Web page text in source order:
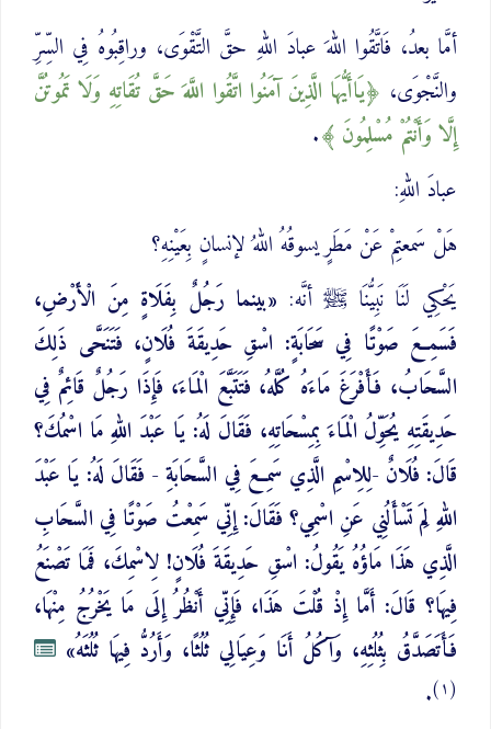
أمَّا بعدُ، فَاتَّقُوا اللهَ عبادَ اللهِ حقَّ التَّقْوَى، وراقِبُوهُ فِي السِّرِّ
والنَّجْوَى،
يَاأَيُّهَا الَّذِينَ آمَنُوا اتَّقُوا اللَّهَ حَقَّ تُقَاتِهِ وَلَا تَمُوتُنَّ
إِلَّا وَأَنْتُمْ مُسْلِمُونَ
.
عبادَ اللهِ:
هَلْ سَمعتِمْ عَنْ مَطَرٍ يسوقُهُ اللهُ لإنسانٍ بِعَيْنِهِ؟
يَحْكِي لَنَا نَبِيُّنَا ﷺ أنَّه: «بينما رَجُلٌ بِفَلَاةٍ مِنَ الْأَرْضِ،
فَسَمِعَ صَوْتًا فِي سَحَابَةٍ: اسْقِ حَدِيقَةَ فُلَانٍ، فَتَنَحَّى ذَلِكَ
السَّحَابُ، فَأَفْرَغَ مَاءَهُ كُلَّهُ، فَتَتَبَّعَ الْمَاءَ، فَإِذَا رَجُلٌ قَائِمٌ فِي
حَدِيقَتِهِ يُحَوِّلُ الْمَاءَ بِمِسْحَاتِهِ، فَقَالَ لَهُ: يَا عَبْدَ اللهِ مَا اسْمُكَ؟
قَالَ: فُلَانٌ -لِلِاسْمِ الَّذِي سَمِعَ فِي السَّحَابَةِ - فَقَالَ لَهُ: يَا عَبْدَ
اللهِ لِمَ تَسْأَلُنِي عَنِ اسْمِي؟ فَقَالَ: إِنِّي سَمِعْتُ صَوْتًا فِي السَّحَابِ
الَّذِي هَذَا مَاؤُهُ يَقُولُ: اسْقِ حَدِيقَةَ فُلَانٍ! لِاسْمِكَ، فَمَا تَصْنَعُ
فِيهَا؟ قَالَ: أَمَّا إِذْ قُلْتَ هَذَا، فَإِنِّي أَنْظُرُ إِلَى مَا يَخْرُجُ مِنْهَا،
فَأَتَصَدَّقُ بِثُلُثِهِ، وَآكُلُ أَنَا وَعِيَالِي ثُلُثًا، وَأَرُدُّ فِيهَا ثُلُثَهُ»
(١)
.